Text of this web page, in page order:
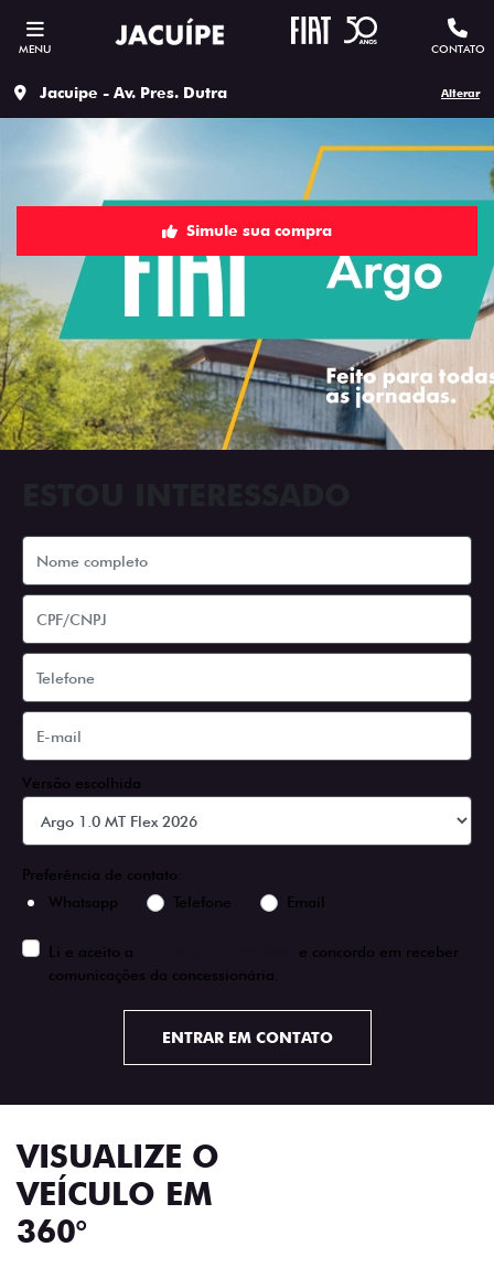
MENU CONTATO
Jacuipe - Av. Pres. Dutra Alterar
Versão escolhida
Preferência de contato:
Whatsapp
Telefone Email
Li e aceito a
e concordo em receber
comunicações da concessionária.
ENTRAR EM CONTATO
Simule sua compra
VISUALIZE O
VEÍCULO EM
360°